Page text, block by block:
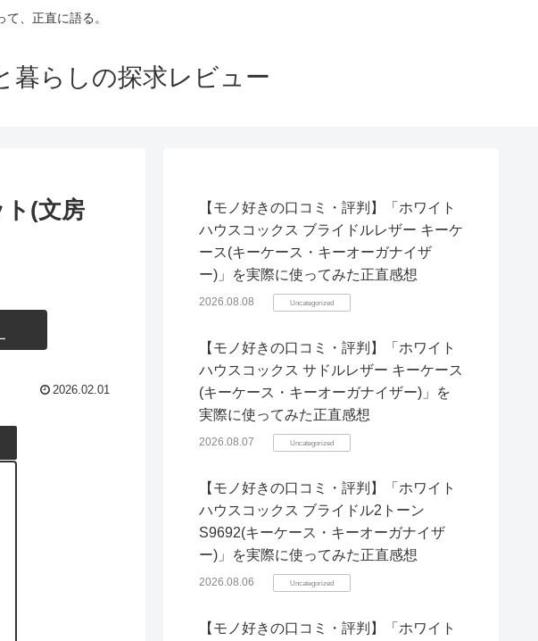
、正直に語る。
暮らしの探求レビュー
ト(文房
2026.02.01
【モノ好きの口コミ・評判】「ホワイト
ハウスコックス ブライドルレザー キーケ
ース(キーケース・キーオーガナイザ
ー)」を実際に使ってみた正直感想
2026.08.08 Uncategorized
【モノ好きの口コミ・評判】「ホワイト
ハウスコックス サドルレザー キーケース
(キーケース・キーオーガナイザー)」を
実際に使ってみた正直感想
2026.08.07 Uncategorized
【モノ好きの口コミ・評判】「ホワイト
ハウスコックス ブライドル2トーン
S9692(キーケース・キーオーガナイザ
ー)」を実際に使ってみた正直感想
2026.08.06 Uncategorized
【モノ好きの口コミ・評判】「ホワイト